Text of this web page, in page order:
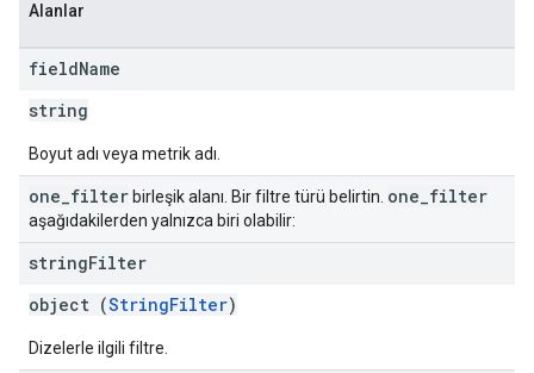
Alanlar
fieldName
string
Boyut adı veya metrik adı.
one filter birleşik alanı. Bir filtre türü belirtin. one filter
aşağıdakilerden yalnızca biri olabilir:
stringFilter
object (StringFilter)
Dizelerle ilgili filtre.